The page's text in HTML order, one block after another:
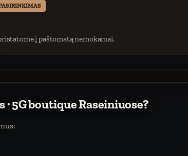
į paštomatą nemokamai.
5G boutique Raseiniuose?